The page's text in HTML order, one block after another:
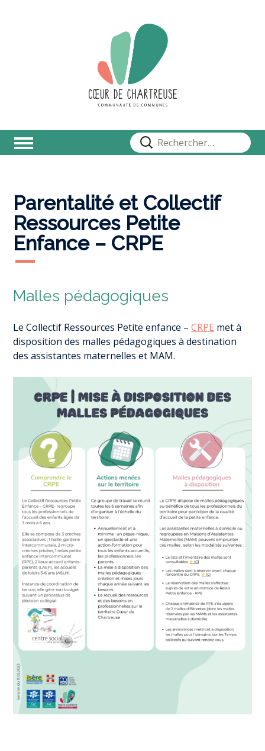
Rechercher :
Parentalité et Collectif
Ressources Petite
Enfance – CRPE
Malles pédagogiques
Le Collectif Ressources Petite enfance –CRPE met à
disposition des malles pédagogiques à destination
des assistantes maternelles et MAM.